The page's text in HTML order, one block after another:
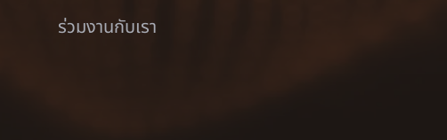
ร่วมงานกับเรา